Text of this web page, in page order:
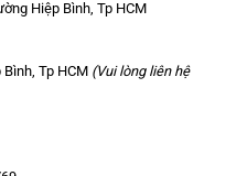
Hiệp Bình, Tp HCM
Tp HCM (Vui lòng liên hệ